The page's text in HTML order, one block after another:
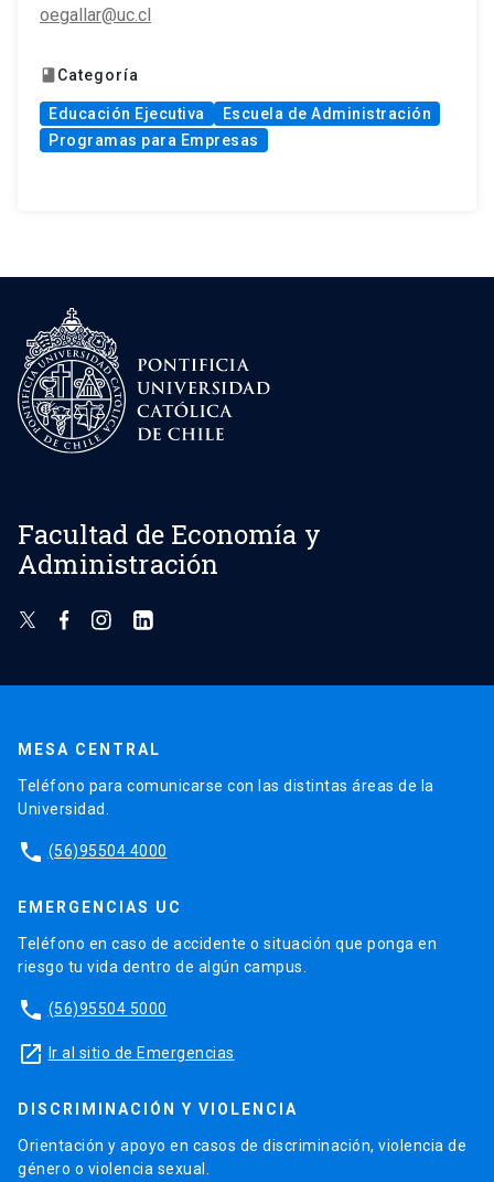
oegallar@uc.cl
book Categoría
Educación Ejecutiva
Escuela de Administración
Programas para Empresas
Facultad de Economía y
Administración
MESA CENTRAL
Teléfono para comunicarse con las distintas áreas de la
Universidad.
phone (56)95504 4000
EMERGENCIAS UC
Teléfono en caso de accidente o situación que ponga en
riesgo tu vida dentro de algún campus.
phone (56)95504 5000
launch Ir al sitio de Emergencias
DISCRIMINACIÓN Y VIOLENCIA
Orientación y apoyo en casos de discriminación, violencia de
género o violencia sexual.